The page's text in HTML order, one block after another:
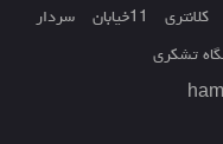
کرج - خیابان بهشتی روبروی کلانتری 11خیابان سردار
تشکری